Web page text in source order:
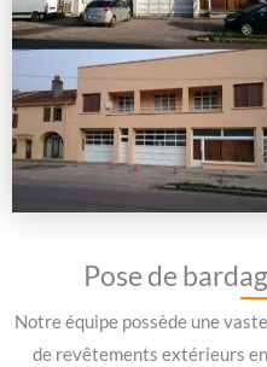
Pose de
Notre équipe possède une
de revêtements extérieurs